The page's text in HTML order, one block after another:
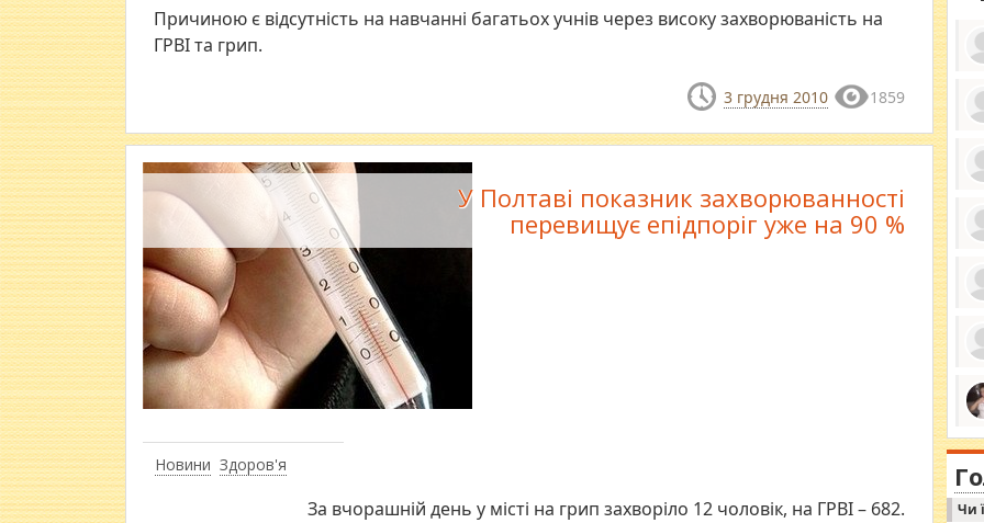
Причиною є відсутність на навчанні багатьох учнів через високу захворюваність на
ГРВІ та грип.
3 грудня 2010 1859
Новини Здоров'я
У Полтаві показник захворюванності
перевищує епідпоріг уже на 90 %
За вчорашній день у місті на грип захворіло 12 чоловік, на ГРВІ – 682.
за
ми
in
Чи